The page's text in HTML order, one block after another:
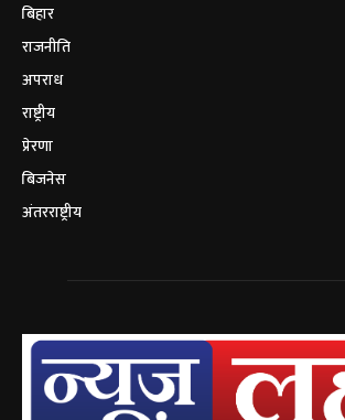
बिहार
राजनीति
अपराध
राष्ट्रीय
प्रेरणा
बिजनेस
अंतरराष्ट्रीय